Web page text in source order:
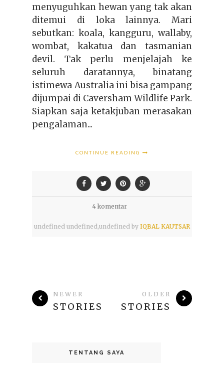
menyuguhkan hewan yang tak akan
ditemui di loka lainnya. Mari
sebutkan: koala, kangguru, wallaby,
wombat, kakatua dan tasmanian
devil. Tak perlu menjelajah ke
seluruh daratannya, binatang
istimewa Australia ini bisa gampang
dijumpai di Caversham Wildlife Park.
Siapkan saja ketakjuban merasakan
pengalaman...
CONTINUE READING
4 komentar
undefined undefined,undefined by IQBAL KAUTSAR
NEWER
STORIES
OLDER
STORIES
TENTANG SAYA